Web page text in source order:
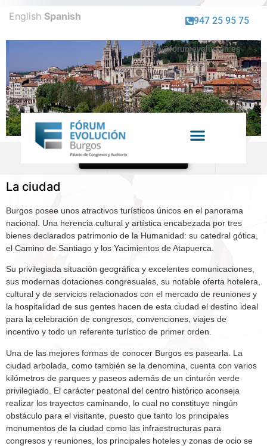
947 25 95 75
info@forumevolucion.es
LA CIUDAD
La ciudad
Burgos posee unos atractivos turísticos únicos en el panorama
nacional. Una herencia cultural y artística encabezada por tres
bienes declarados patrimonio de la Humanidad: su catedral gótica,
el Camino de Santiago y los Yacimientos de Atapuerca.
Su privilegiada situación geográfica y excelentes comunicaciones,
sus modernas dotaciones congresuales, su notable oferta hotelera,
cultural y de servicios relacionados con el mercado de reuniones y
la hospitalidad de sus gentes hacen de esta ciudad el destino ideal
para la celebración de congresos, convenciones, viajes de
incentivo y todo un referente turístico de primer orden.
Una de las mejores formas de conocer Burgos es pasearla. La
ciudad arbolada, como también se la denomina, cuenta con varios
kilómetros de parques y paseos además de un cinturón verde
privilegiado. El carácter peatonal del centro histórico aconseja
realizar los trayectos caminando, lo cual no constituye ningún
obstáculo para el visitante, puesto que tanto los principales
monumentos de la ciudad como las infraestructuras para
congresos y reuniones, los principales hoteles y zonas de ocio se
English Spanish